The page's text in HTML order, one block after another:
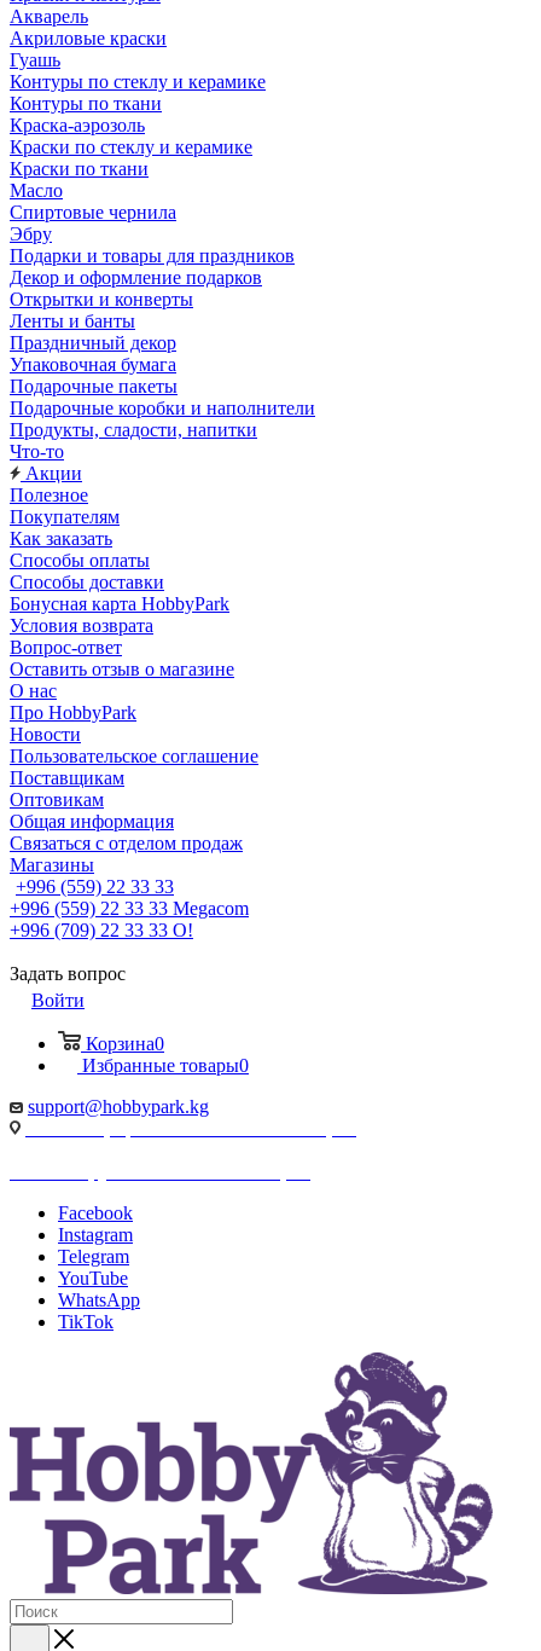
Акварель
Акриловые краски
Гуашь
Контуры по стеклу и керамике
Контуры по ткани
Краска-аэрозоль
Краски по стеклу и керамике
Краски по ткани
Масло
Спиртовые чернила
Эбру
Подарки и товары для праздников
Декор и оформление подарков
Открытки и конверты
Ленты и банты
Праздничный декор
Упаковочная бумага
Подарочные пакеты
Подарочные коробки и наполнители
Продукты, сладости, напитки
Что-то
Акции
Полезное
Покупателям
Как заказать
Способы оплаты
Способы доставки
Бонусная карта HobbyPark
Условия возврата
Вопрос-ответ
Оставить отзыв о магазине
О нас
Про HobbyPark
Новости
Пользовательское соглашение
Поставщикам
Оптовикам
Общая информация
Связаться с отделом продаж
Магазины
+996 (559) 22 33 33
+996 (559) 22 33 33 Megacom
+996 (709) 22 33 33 O!
Задать вопрос
Войти
Корзина0
Избранные товары0
support@hobbypark.kg
Facebook
Instagram
Telegram
YouTube
WhatsApp
TikTok